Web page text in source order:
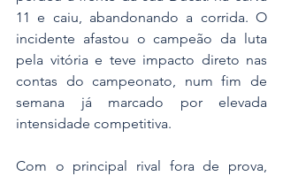
11 e caiu, abandonando a corrida. O
incidente afastou o campeão da luta
pela vitória e teve impacto direto nas
contas do campeonato, num fim de
semana já marcado por elevada
intensidade competitiva.
Com o principal rival fora de prova,